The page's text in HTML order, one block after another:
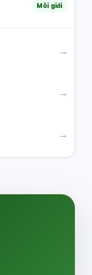
Môi giới
→
→
→